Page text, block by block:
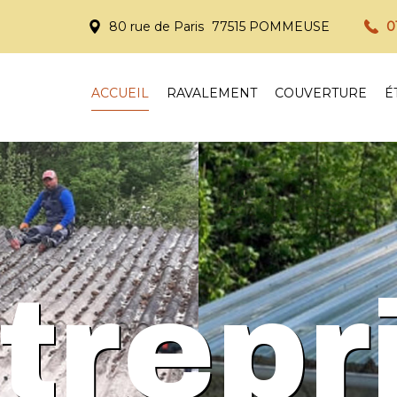
80 rue de Paris 77515 POMMEUSE
ACCUEIL RAVALEMENT COUVERTURE